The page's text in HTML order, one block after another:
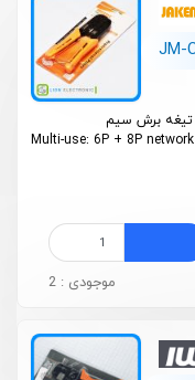
JM-
Multi-use: 6P + 8P
موجودی : 2